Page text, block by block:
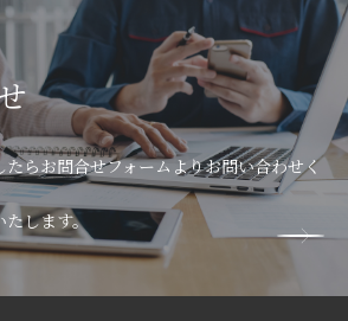
らお問合せフォームよりお問い合わせく
します。